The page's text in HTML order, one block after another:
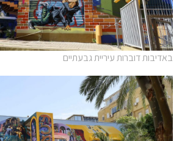
באדיבות דוברות עיריית גבעתיים